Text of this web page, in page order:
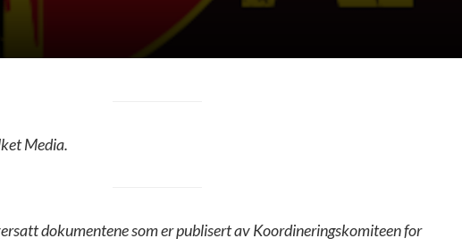
Media.
dokumentene som er publisert av Koordineringskomiteen for